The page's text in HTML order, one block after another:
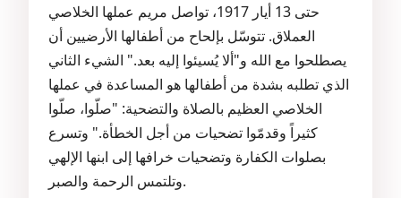
حتى 13 أيار 1917، تواصل مريم عملها الخلاصي
العملاق. تتوسّل بإلحاح من أطفالها الأرضيين أن
يصطلحوا مع الله و"ألا يُسيئوا إليه بعد." الشيء الثاني
الذي تطلبه بشدة من أطفالها هو المساعدة في عملها
الخلاصي العظيم بالصلاة والتضحية: "صلّوا، صلّوا
كثيراً وقدمّوا تضحيات من أجل الخطأة." وتسرع
بصلوات الكفارة وتضحيات خرافها إلى ابنها الإلهي
وتلتمس الرحمة والصبر.